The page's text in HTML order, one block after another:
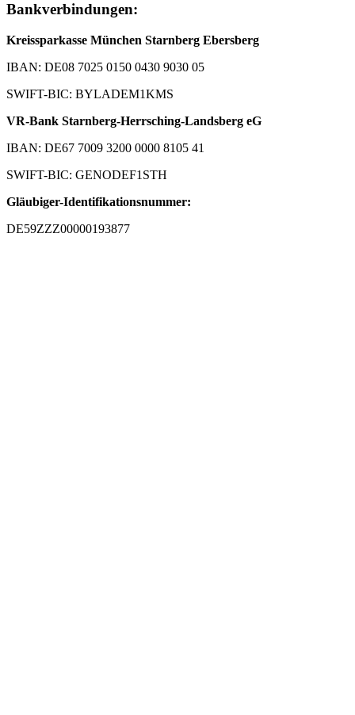
Bankverbindungen:
Kreissparkasse München Starnberg Ebersberg
IBAN: DE08 7025 0150 0430 9030 05
SWIFT-BIC: BYLADEM1KMS
VR-Bank Starnberg-Herrsching-Landsberg eG
IBAN: DE67 7009 3200 0000 8105 41
SWIFT-BIC: GENODEF1STH
Gläubiger-Identifikationsnummer:
DE59ZZZ00000193877